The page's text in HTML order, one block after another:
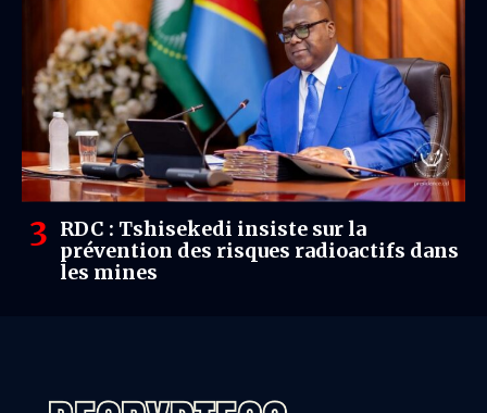
RDC : Tshisekedi insiste sur la
prévention des risques radioactifs dans
les mines